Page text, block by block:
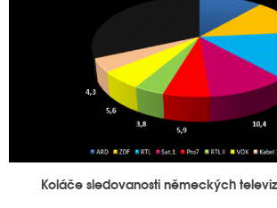
Koláče sledovanosti německých